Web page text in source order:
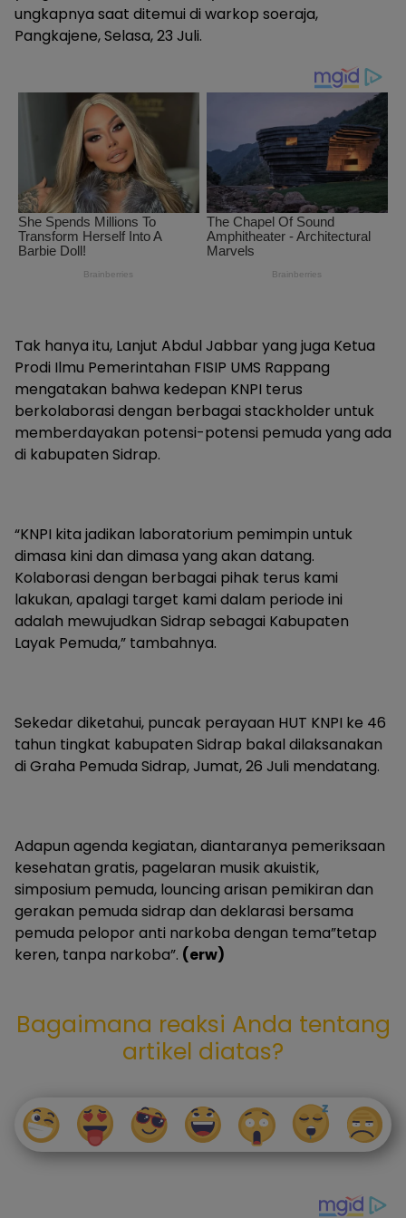
ungkapnya saat ditemui di warkop soeraja,
Pangkajene, Selasa, 23 Juli.
Tak hanya itu, Lanjut Abdul Jabbar yang juga Ketua
Prodi Ilmu Pemerintahan FISIP UMS Rappang
mengatakan bahwa kedepan KNPI terus
berkolaborasi dengan berbagai stackholder untuk
memberdayakan potensi-potensi pemuda yang ada
di kabupaten Sidrap.
“KNPI kita jadikan laboratorium pemimpin untuk
dimasa kini dan dimasa yang akan datang.
Kolaborasi dengan berbagai pihak terus kami
lakukan, apalagi target kami dalam periode ini
adalah mewujudkan Sidrap sebagai Kabupaten
Layak Pemuda,” tambahnya.
Sekedar diketahui, puncak perayaan HUT KNPI ke 46
tahun tingkat kabupaten Sidrap bakal dilaksanakan
di Graha Pemuda Sidrap, Jumat, 26 Juli mendatang.
Adapun agenda kegiatan, diantaranya pemeriksaan
kesehatan gratis, pagelaran musik akuistik,
simposium pemuda, louncing arisan pemikiran dan
gerakan pemuda sidrap dan deklarasi bersama
pemuda pelopor anti narkoba dengan tema”tetap
keren, tanpa narkoba”. (erw)
Bagaimana reaksi Anda tentang
artikel diatas?